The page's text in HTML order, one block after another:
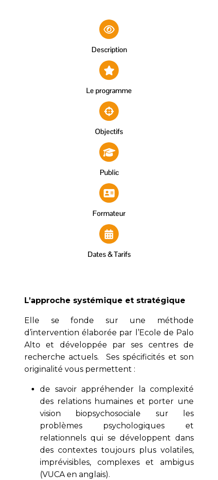
Description
Le programme
Objectifs
Public
Formateur
Dates & Tarifs
L’approche systémique et stratégique
Elle se fonde sur une méthode
d’intervention élaborée par l’Ecole de Palo
Alto et développée par ses centres de
recherche actuels. Ses spécificités et son
originalité vous permettent :
de savoir appréhender la complexité
des relations humaines et porter une
vision biopsychosociale sur les
problèmes psychologiques et
relationnels qui se développent dans
des contextes toujours plus volatiles,
imprévisibles, complexes et ambigus
(VUCA en anglais).